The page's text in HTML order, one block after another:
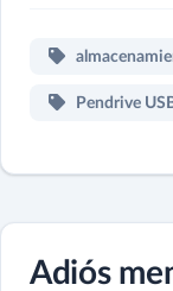
Pendrive
Adiós